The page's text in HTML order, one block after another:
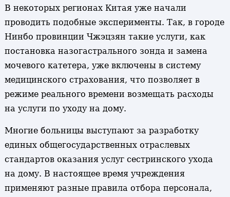
В некоторых регионах Китая уже начали
проводить подобные эксперименты. Так, в городе
Нинбо провинции Чжэцзян такие услуги, как
постановка назогастрального зонда и замена
мочевого катетера, уже включены в систему
медицинского страхования, что позволяет в
режиме реального времени возмещать расходы
на услуги по уходу на дому.
Многие больницы выступают за разработку
единых общегосударственных отраслевых
стандартов оказания услуг сестринского ухода
на дому. В настоящее время учреждения
применяют разные правила отбора персонала,